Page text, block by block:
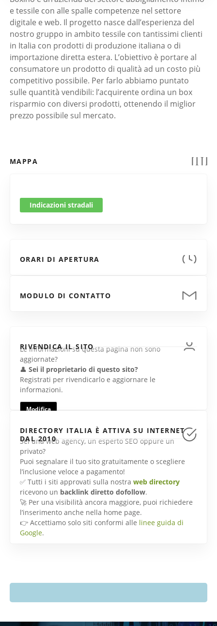
e tessile con alle spalle competenze nel settore
digitale e web. Il progetto nasce dall’esperienza del
nostro gruppo in ambito tessile con tantissimi clienti
in Italia con prodotti di produzione italiana o di
importazione diretta estera. L’obiettivo è portare al
consumatore un prodotto di qualità ad un costo più
competitivo possibile. Per farlo abbiamo puntato
sulle quantità vendibili: l’acquirente ordina un box
risparmio con diversi prodotti, ottenendo il miglior
prezzo possibile sul mercato.
MAPPA
Indicazioni stradali
ORARI DI APERTURA
MODULO DI CONTATTO
RIVENDICA IL SITO
Le informazioni su questa pagina non sono
aggiornate?
👤 Sei il proprietario di questo sito?
Registrati per rivendicarlo e aggiornare le
informazioni.
Modifica
DIRECTORY ITALIA È ATTIVA SU INTERNET
DAL 2010
Sei una web agency, un esperto SEO oppure un
privato?
Puoi segnalare il tuo sito gratuitamente o scegliere
l’inclusione veloce a pagamento!
✅ Tutti i siti approvati sulla nostra web directory
ricevono un backlink diretto dofollow.
🚀 Per una visibilità ancora maggiore, puoi richiedere
l’inserimento anche nella home page.
👉 Accettiamo solo siti conformi alle linee guida di
Google.